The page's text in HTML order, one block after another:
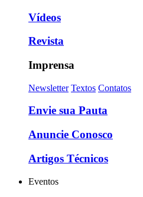
Vídeos
Revista
Imprensa
Newsletter Textos Contatos
Envie sua Pauta
Anuncie Conosco
Artigos Técnicos
Eventos